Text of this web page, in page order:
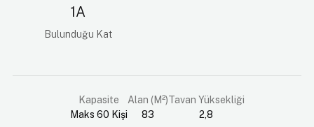
1A
Bulunduğu Kat
Kapasite
Maks 60 Kişi
Alan (M²)
83
Tavan Yüksekliği
2,8